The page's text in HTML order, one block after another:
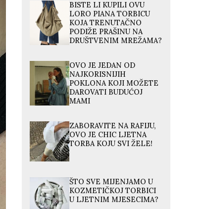
BISTE LI KUPILI OVU
LORO PIANA TORBICU
KOJA TRENUTAČNO
PODIŽE PRAŠINU NA
DRUŠTVENIM MREŽAMA?
OVO JE JEDAN OD
NAJKORISNIJIH
POKLONA KOJI MOŽETE
DAROVATI BUDUĆOJ
MAMI
ZABORAVITE NA RAFIJU,
OVO JE CHIC LJETNA
TORBA KOJU SVI ŽELE!
ŠTO SVE MIJENJAMO U
KOZMETIČKOJ TORBICI
U LJETNIM MJESECIMA?